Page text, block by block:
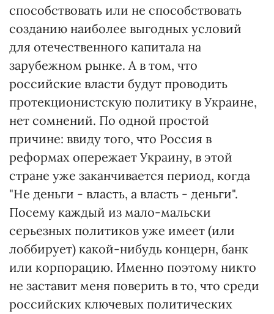
способствовать или не способствовать
созданию наиболее выгодных условий
для отечественного капитала на
зарубежном рынке. А в том, что
российские власти будут проводить
протекционистскую политику в Украине,
нет сомнений. По одной простой
причине: ввиду того, что Россия в
реформах опережает Украину, в этой
стране уже заканчивается период, когда
"Не деньги - власть, а власть - деньги".
Посему каждый из мало-мальски
серьезных политиков уже имеет (или
лоббирует) какой-нибудь концерн, банк
или корпорацию. Именно поэтому никто
не заставит меня поверить в то, что среди
российских ключевых политических